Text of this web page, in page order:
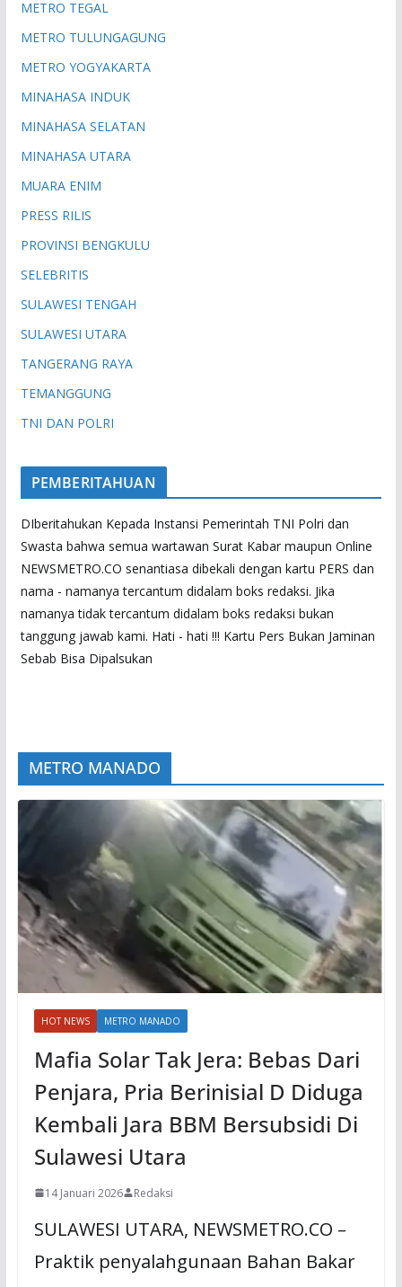
METRO TEGAL
METRO TULUNGAGUNG
METRO YOGYAKARTA
MINAHASA INDUK
MINAHASA SELATAN
MINAHASA UTARA
MUARA ENIM
PRESS RILIS
PROVINSI BENGKULU
SELEBRITIS
SULAWESI TENGAH
SULAWESI UTARA
TANGERANG RAYA
TEMANGGUNG
TNI DAN POLRI
PEMBERITAHUAN
DIberitahukan Kepada Instansi Pemerintah TNI Polri dan
Swasta bahwa semua wartawan Surat Kabar maupun Online
NEWSMETRO.CO senantiasa dibekali dengan kartu PERS dan
nama - namanya tercantum didalam boks redaksi. Jika
namanya tidak tercantum didalam boks redaksi bukan
tanggung jawab kami. Hati - hati !!! Kartu Pers Bukan Jaminan
Sebab Bisa Dipalsukan
METRO MANADO
HOT NEWS METRO MANADO
Mafia Solar Tak Jera: Bebas Dari
Penjara, Pria Berinisial D Diduga
Kembali Jara BBM Bersubsidi Di
Sulawesi Utara
14 Januari 2026 Redaksi
SULAWESI UTARA, NEWSMETRO.CO –
Praktik penyalahgunaan Bahan Bakar